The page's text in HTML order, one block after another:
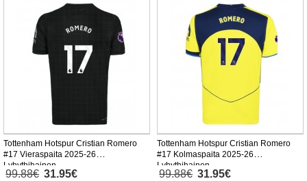
Tottenham Hotspur Cristian Romero
#17 Vieraspaita 2025-26
Lyhythihainen
99.88€ 31.95€
Tottenham Hotspur Cristian Romero
#17 Kolmaspaita 2025-26
Lyhythihainen
99.88€ 31.95€